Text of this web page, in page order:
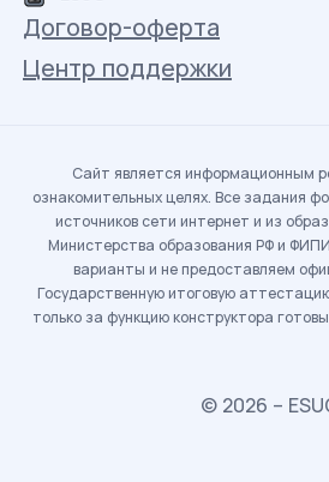
Договор-оферта
Центр поддержки
Сайт является информационным
ознакомительных целях. Все задания
источников сети интернет и из
Министерства образования РФ и
варианты и не предоставляем
Государственную итоговую
только за функцию конструктора
© 2026 –